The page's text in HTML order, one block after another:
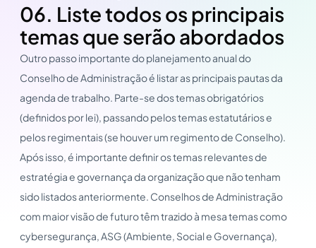
06. Liste todos os principais
temas que serão abordados
Outro passo importante do planejamento anual do
Conselho de Administração é listar as principais pautas da
agenda de trabalho. Parte-se dos temas obrigatórios
(definidos por lei), passando pelos temas estatutários e
pelos regimentais (se houver um regimento de Conselho).
Após isso, é importante definir os temas relevantes de
estratégia e governança da organização que não tenham
sido listados anteriormente. Conselhos de Administração
com maior visão de futuro têm trazido à mesa temas como
cybersegurança, ASG (Ambiente, Social e Governança),